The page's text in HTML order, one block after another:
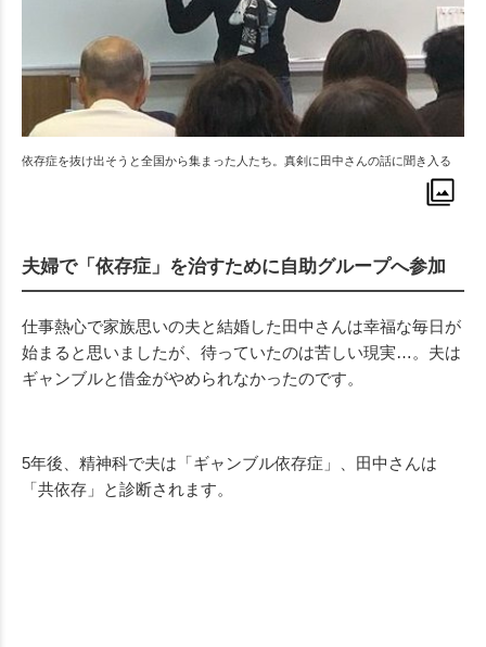
依存症を抜け出そうと全国から集まった人たち。真剣に田中さんの話に聞き入る
夫婦で「依存症」を治すために自助グループへ参加
仕事熱心で家族思いの夫と結婚した田中さんは幸福な毎日が
始まると思いましたが、待っていたのは苦しい現実…。夫は
ギャンブルと借金がやめられなかったのです。
5年後、精神科で夫は「ギャンブル依存症」、田中さんは
「共依存」と診断されます。